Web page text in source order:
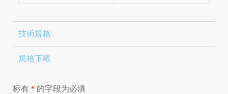
技術規格
規格下載
标有 * 的字段为必填